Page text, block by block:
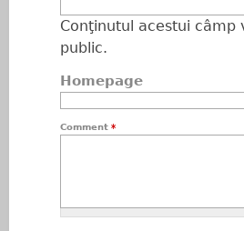
Conţinutul acestui
public.
Homepage
Comment *